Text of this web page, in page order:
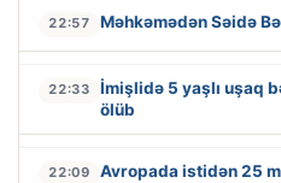
22:57 Məhkəmədən Səidə
22:33
İmişlidə 5 yaşlı uşaq
ölüb
22:09 Avropada istidən 25